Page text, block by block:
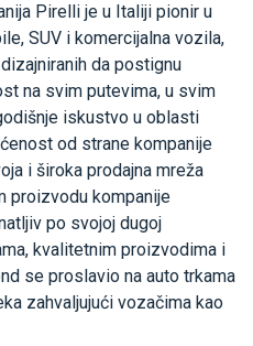
Pirelli je u Italiji pionir u
SUV i komercijalna vozila,
da postignu
na svim putevima, u svim
iskustvo u oblasti
od strane kompanije
i široka prodajna mreža
proizvodu kompanije
po svojoj dugoj
kvalitetnim proizvodima i
se proslavio na auto trkama
zahvaljujući vozačima kao